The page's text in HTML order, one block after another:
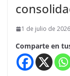
1 de julio de 2026
Comparte en